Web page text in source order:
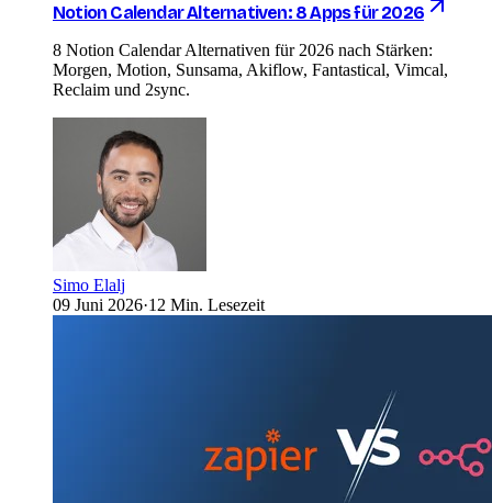
Notion Calendar Alternativen: 8 Apps für 2026
8 Notion Calendar Alternativen für 2026 nach Stärken:
Morgen, Motion, Sunsama, Akiflow, Fantastical, Vimcal,
Reclaim und 2sync.
Simo Elalj
09 Juni 2026·12 Min. Lesezeit